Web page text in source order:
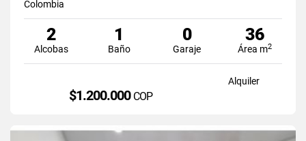
Colombia
2
Alcobas
1
Baño
0
Garaje
36
Área m2
Alquiler
$1.200.000 COP